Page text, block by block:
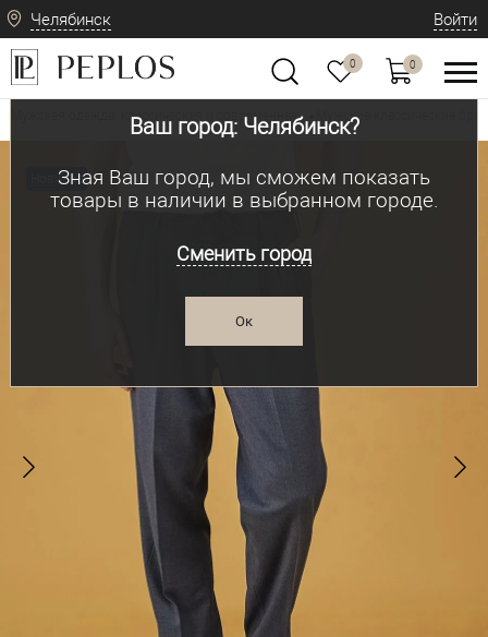
Челябинск
Ваш город: Челябинск?
Зная Ваш город, мы сможем показать
товары в наличии в выбранном городе.
Сменить город
Ок
Войти
0 0
Мужская одежда: классическая и современная Мужские классические
Новинка